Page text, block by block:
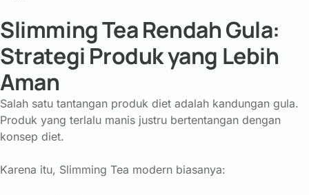
Slimming Tea Rendah Gula:
Strategi Produk yang Lebih
Aman
Salah satu tantangan produk diet adalah kandungan gula.
Produk yang terlalu manis justru bertentangan dengan
konsep diet.
Karena itu, Slimming Tea modern biasanya: